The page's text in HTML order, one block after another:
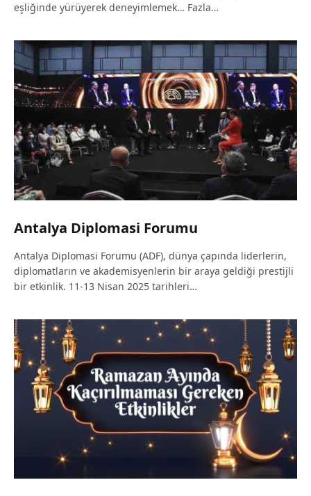
eşliğinde yürüyerek deneyimlemek… Fazla…
Antalya Diplomasi Forumu
Antalya Diplomasi Forumu (ADF), dünya çapında liderlerin,
diplomatların ve akademisyenlerin bir araya geldiği prestijli
bir etkinlik. 11-13 Nisan 2025 tarihleri…